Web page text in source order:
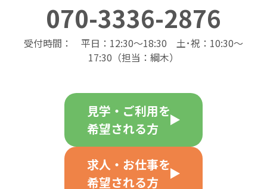
070-3336-2876
受付時間： 平日：12:30～18:30 土･祝：10:30～
17:30（担当：綱木）
見学・ご利用を
希望される方
求人・お仕事を
希望される方